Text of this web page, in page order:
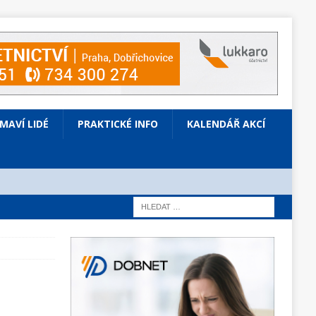
LIDÉ PRAKTICKÉ INFO KALENDÁŘ AKCÍ